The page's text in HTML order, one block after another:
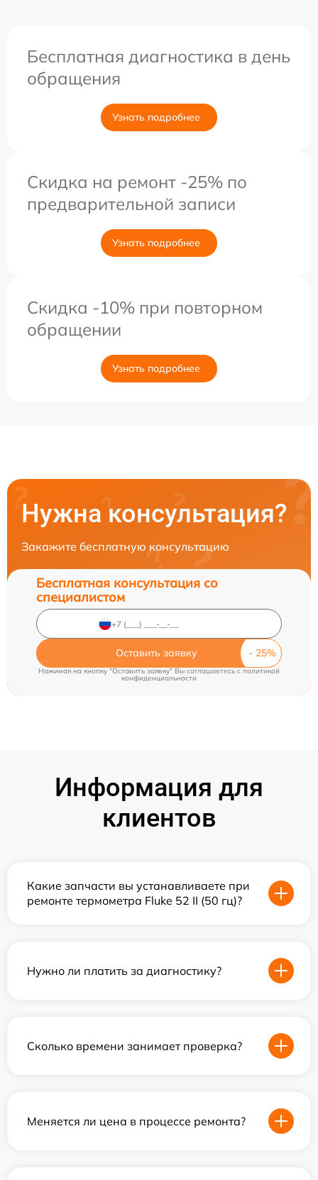
Бесплатная диагностика в день
обращения
Узнать подробнее
Скидка на ремонт -25% по
предварительной записи
Узнать подробнее
Скидка -10% при повторном
обращении
Узнать подробнее
Нужна консультация?
Закажите бесплатную консультацию
Бесплатная консультация со
специалистом
Оставить заявку
Нажимая на кнопку "Оставить заявку" Вы соглашаетесь cполитикой
конфиденциальности
Информация для
клиентов
Какие запчасти вы устанавливаете при
ремонте термометра Fluke 52 II (50 гц)?
Нужно ли платить за диагностику?
Сколько времени занимает проверка?
Меняется ли цена в процессе ремонта?